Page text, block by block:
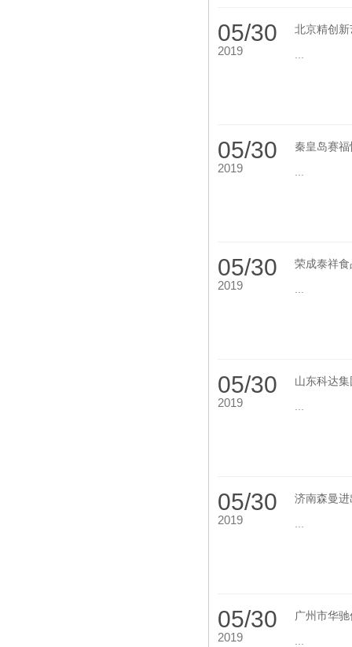
05/30
2019
北京精创
05/30
2019
秦皇岛赛
05/30
2019
荣成泰祥
05/30
2019
山东科达
05/30
2019
济南森曼
05/30
2019
广州市华